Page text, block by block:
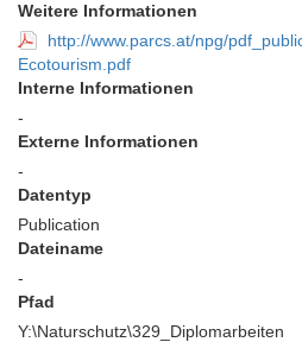
Weitere Informationen
http://www.parcs.at/npg/
Ecotourism.pdf
Interne Informationen
-
Externe Informationen
-
Datentyp
Publication
Dateiname
-
Pfad
Y:\Naturschutz\329_Diplomarbeiten